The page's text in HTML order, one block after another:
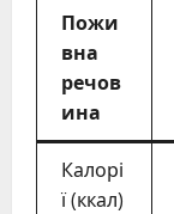
Пожи
вна
речов
ина
Калорі
ї (ккал)